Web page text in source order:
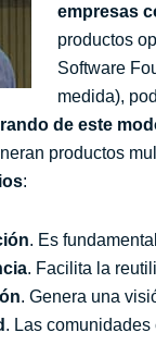
empresas
productos
Software
medida),
de este
productos
:
. Es
. Facilita la
. Genera una
. Las